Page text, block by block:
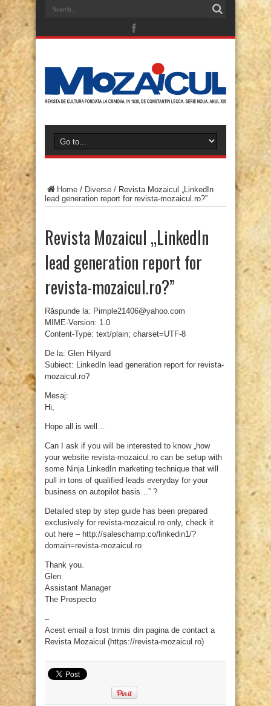
Home / Diverse / Revista Mozaicul „LinkedIn
lead generation report for revista-mozaicul.ro?”
Revista Mozaicul „LinkedIn
lead generation report for
revista-mozaicul.ro?”
Răspunde la: Pimple21406@yahoo.com
MIME-Version: 1.0
Content-Type: text/plain; charset=UTF-8
De la: Glen Hilyard
Subiect: LinkedIn lead generation report for revista-
mozaicul.ro?
Mesaj:
Hi,
Hope all is well…
Can I ask if you will be interested to know „how
your website revista-mozaicul.ro can be setup with
some Ninja LinkedIn marketing technique that will
pull in tons of qualified leads everyday for your
business on autopilot basis…” ?
Detailed step by step guide has been prepared
exclusively for revista-mozaicul.ro only, check it
out here – http://saleschamp.co/linkedin1/?
domain=revista-mozaicul.ro
Thank you.
Glen
Assistant Manager
The Prospecto
–
Acest email a fost trimis din pagina de contact a
Revista Mozaicul (https://revista-mozaicul.ro)